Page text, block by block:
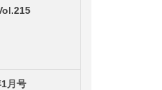
月号